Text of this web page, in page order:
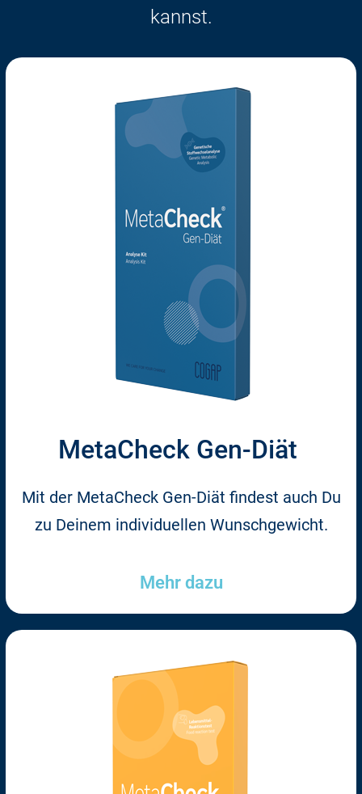
kannst.
MetaCheck Gen-Diät
Mit der MetaCheck Gen-Diät findest auch Du
zu Deinem individuellen Wunschgewicht.
Mehr dazu